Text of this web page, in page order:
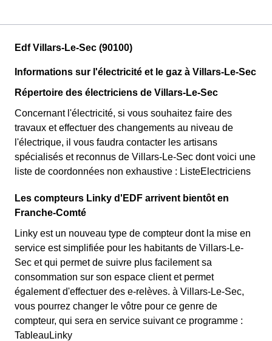
Edf Villars-Le-Sec (90100)
Informations sur l'électricité et le gaz à Villars-Le-Sec
Répertoire des électriciens de Villars-Le-Sec
Concernant l'électricité, si vous souhaitez faire des
travaux et effectuer des changements au niveau de
l'électrique, il vous faudra contacter les artisans
spécialisés et reconnus de Villars-Le-Sec dont voici une
liste de coordonnées non exhaustive : ListeElectriciens
Les compteurs Linky d'EDF arrivent bientôt en
Franche-Comté
Linky est un nouveau type de compteur dont la mise en
service est simplifiée pour les habitants de Villars-Le-
Sec et qui permet de suivre plus facilement sa
consommation sur son espace client et permet
également d'effectuer des e-relèves. à Villars-Le-Sec,
vous pourrez changer le vôtre pour ce genre de
compteur, qui sera en service suivant ce programme :
TableauLinky